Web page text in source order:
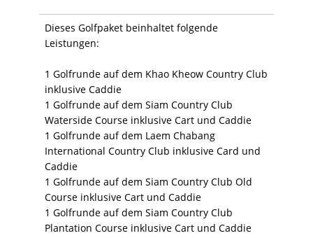
Dieses Golfpaket beinhaltet folgende
Leistungen:
1 Golfrunde auf dem Khao Kheow Country Club
inklusive Caddie
1 Golfrunde auf dem Siam Country Club
Waterside Course inklusive Cart und Caddie
1 Golfrunde auf dem Laem Chabang
International Country Club inklusive Card und
Caddie
1 Golfrunde auf dem Siam Country Club Old
Course inklusive Cart und Caddie
1 Golfrunde auf dem Siam Country Club
Plantation Course inklusive Cart und Caddie